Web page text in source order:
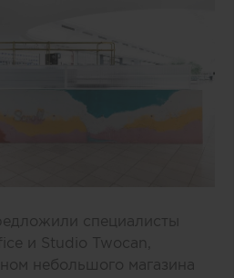
специалисты
и Studio Twocan,
небольшого магазина